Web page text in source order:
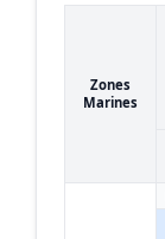
Zones
Marines